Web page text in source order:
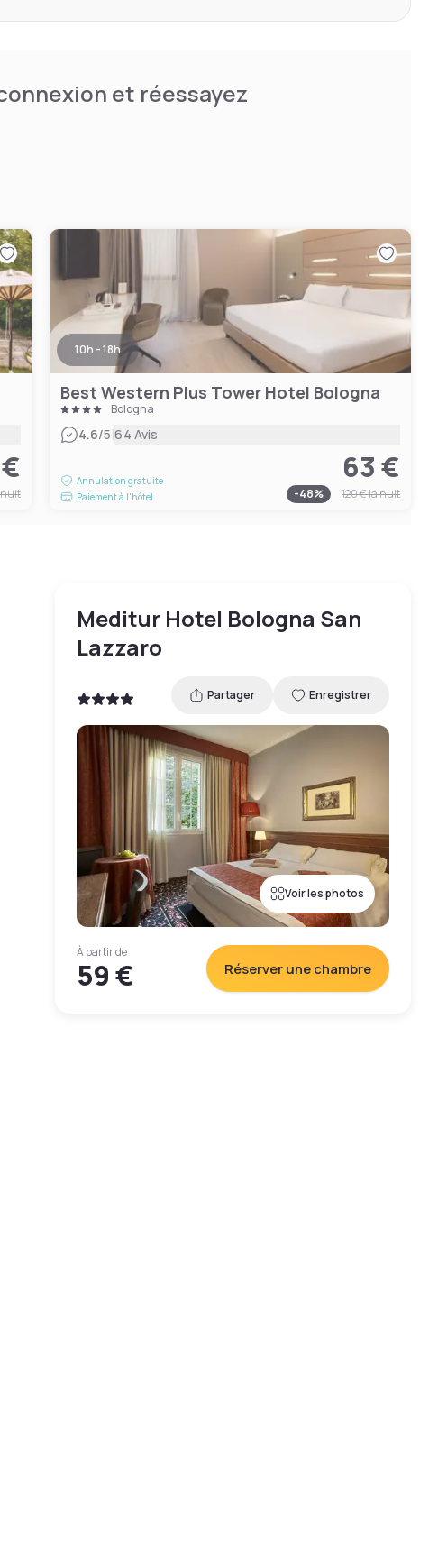
et réessayez
10h - 18h
Best Western Plus Tower Hotel Bologna
Bologna
4.6/5|64 Avis
Annulation gratuite
Paiement à l'hôtel
63 €
-48% 120 €la nuit
Meditur Hotel Bologna San
Lazzaro
Partager Enregistrer
Voir les photos
À partir de
59 € Réserver une chambre